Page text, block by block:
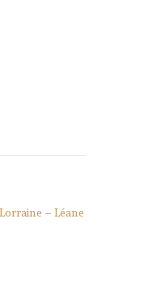
– Léane